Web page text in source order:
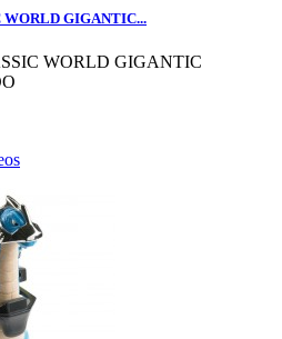
WORLD GIGANTIC...
WORLD GIGANTIC